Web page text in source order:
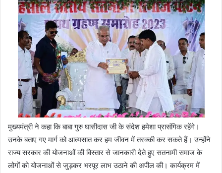
मुख्यमंत्री ने कहा कि बाबा गुरु घासीदास जी के संदेश हमेशा प्रासंगिक रहेंगे।
उनके बताए गए मार्ग को आत्मसात कर हम जीवन में तरक्की कर सकते हैं। उन्होंने
राज्य सरकार की योजनाओं की विस्तार से जानकारी देते हुए सतनामी समाज के
लोगों को योजनाओं से जुड़कर भरपूर लाभ उठाने की अपील की। कार्यक्रम में